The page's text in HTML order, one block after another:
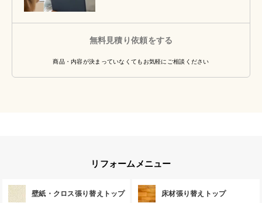
無料見積り依頼をする
商品・内容が決まっていなくてもお気軽にご相談ください
リフォームメニュー
壁紙・クロス張り替えトップ 床材張り替えトップ